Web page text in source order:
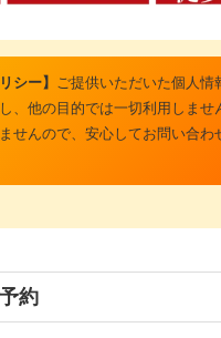
シー】 ご提供いただいた個人情
、他の目的では一切利用しませ
せんので、安心してお問い合わ
約